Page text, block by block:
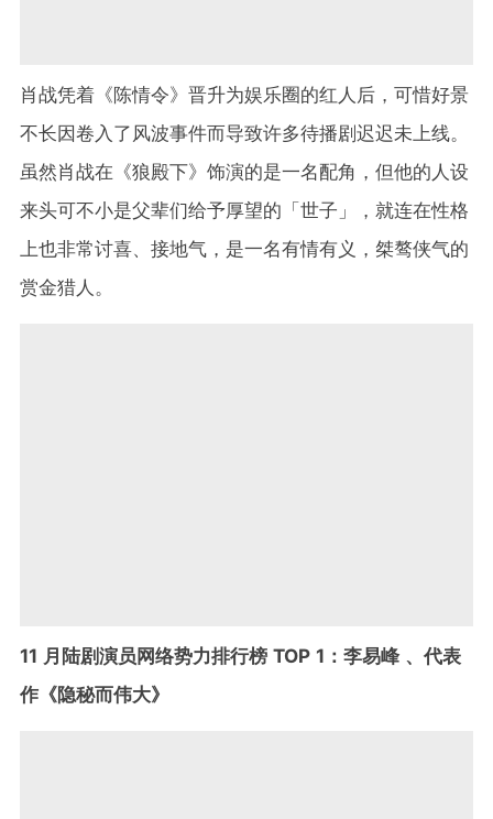
肖战凭着《陈情令》晋升为娱乐圈的红人后，可惜好景
不长因卷入了风波事件而导致许多待播剧迟迟未上线。
虽然肖战在《狼殿下》饰演的是一名配角，但他的人设
来头可不小是父辈们给予厚望的「世子」，就连在性格
上也非常讨喜、接地气，是一名有情有义，桀骜侠气的
赏金猎人。
11 月陆剧演员网络势力排行榜 TOP 1：李易峰 、代表
作《隐秘而伟大》